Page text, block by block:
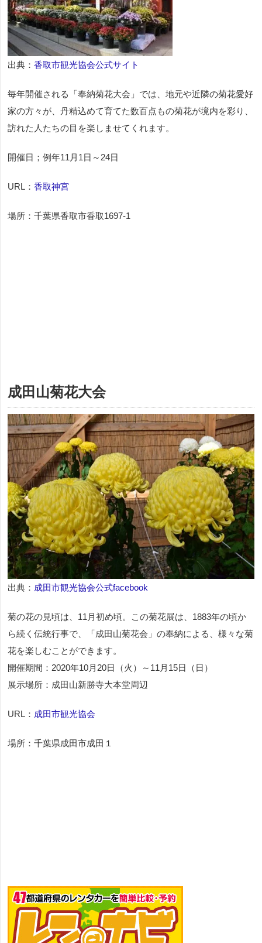
出典： 香取市観光協会公式サイト
毎年開催される「奉納菊花大会」では、地元や近隣の菊花愛好
家の方々が、丹精込めて育てた数百点もの菊花が境内を彩り、
訪れた人たちの目を楽しませてくれます。
開催日；例年11月1日～24日
URL： 香取神宮
場所：千葉県香取市香取1697-1
成田山菊花大会
出典： 成田市観光協会公式facebook
菊の花の見頃は、11月初め頃。この菊花展は、1883年の頃か
ら続く伝統行事で、「成田山菊花会」の奉納による、様々な菊
花を楽しむことができます。
開催期間：2020年10月20日（火）～11月15日（日）
展示場所：成田山新勝寺大本堂周辺
URL： 成田市観光協会
場所：千葉県成田市成田１